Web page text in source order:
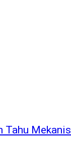
Tahu